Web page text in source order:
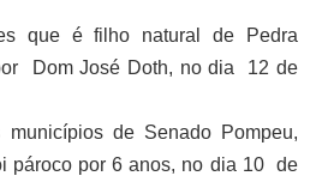
que é filho natural de Pedra
Dom José Doth, no dia 12 de
de Senado Pompeu,
pároco por 6 anos, no dia 10 de